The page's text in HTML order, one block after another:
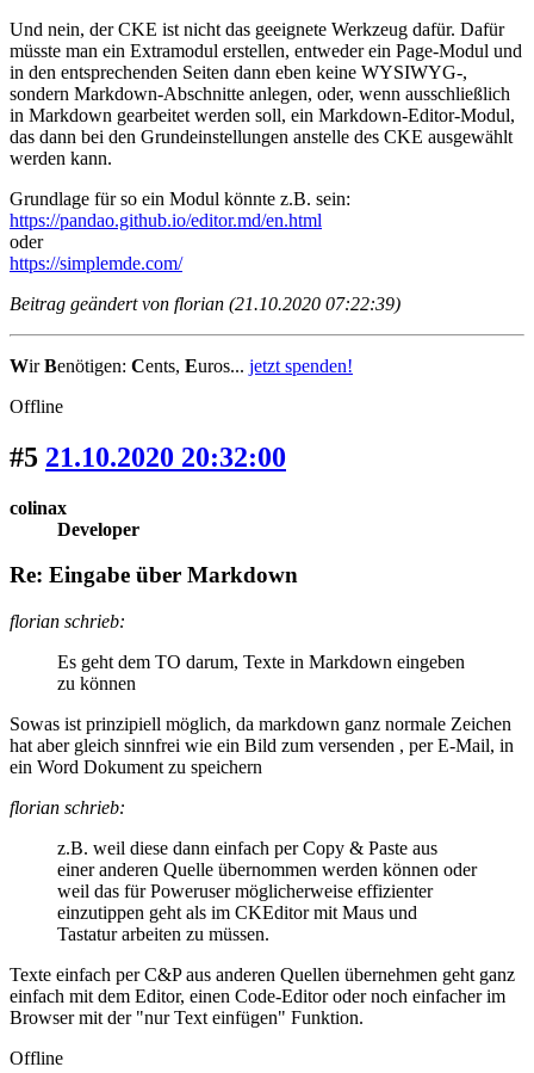
Und nein, der CKE ist nicht das geeignete Werkzeug dafür. Dafür
müsste man ein Extramodul erstellen, entweder ein Page-Modul und
in den entsprechenden Seiten dann eben keine WYSIWYG-,
sondern Markdown-Abschnitte anlegen, oder, wenn ausschließlich
in Markdown gearbeitet werden soll, ein Markdown-Editor-Modul,
das dann bei den Grundeinstellungen anstelle des CKE ausgewählt
werden kann.
Grundlage für so ein Modul könnte z.B. sein:
https://pandao.github.io/editor.md/en.html
oder
https://simplemde.com/
Beitrag geändert von florian (21.10.2020 07:22:39)
WirBenötigen: Cents, Euros... jetzt spenden!
Offline
#5 21.10.2020 20:32:00
colinax
Developer
Re: Eingabe über Markdown
florian schrieb:
Es geht dem TO darum, Texte in Markdown eingeben
zu können
Sowas ist prinzipiell möglich, da markdown ganz normale Zeichen
hat aber gleich sinnfrei wie ein Bild zum versenden , per E-Mail, in
ein Word Dokument zu speichern
florian schrieb:
z.B. weil diese dann einfach per Copy & Paste aus
einer anderen Quelle übernommen werden können oder
weil das für Poweruser möglicherweise effizienter
einzutippen geht als im CKEditor mit Maus und
Tastatur arbeiten zu müssen.
Texte einfach per C&P aus anderen Quellen übernehmen geht ganz
einfach mit dem Editor, einen Code-Editor oder noch einfacher im
Browser mit der "nur Text einfügen" Funktion.
Offline